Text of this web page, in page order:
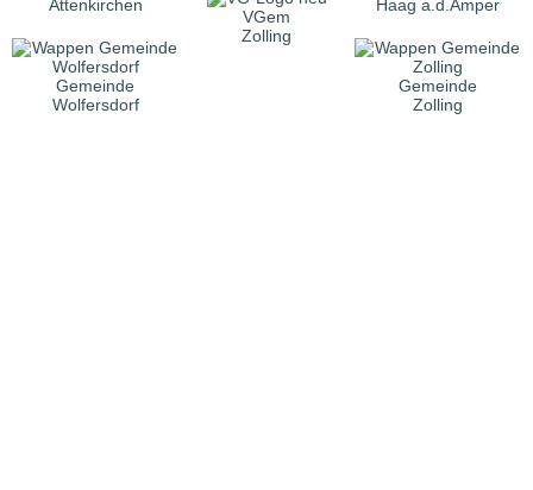
Attenkirchen
VGem
Zolling
Haag a.d.Amper
Gemeinde
Wolfersdorf
Gemeinde
Zolling